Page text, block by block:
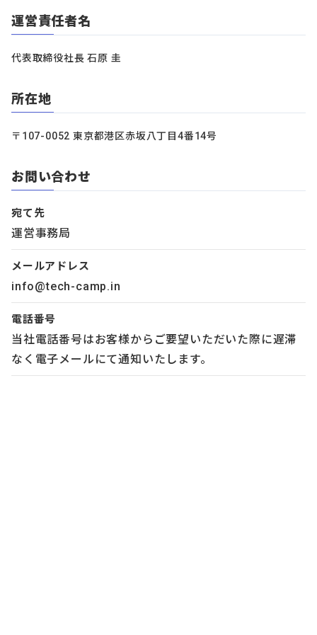
運営責任者名
代表取締役社長 石原 圭
所在地
〒107-0052 東京都港区赤坂八丁目4番14号
お問い合わせ
宛て先
運営事務局
メールアドレス
info@tech-camp.in
電話番号
当社電話番号はお客様からご要望いただいた際に遅滞
なく電子メールにて通知いたします。